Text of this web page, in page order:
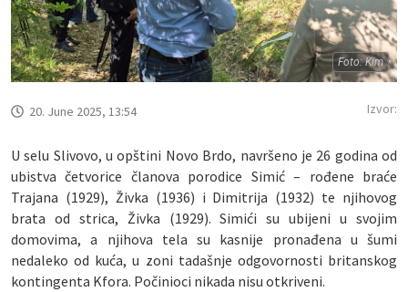
Foto: Kim
20. June 2025, 13:54 Izvor:
U selu Slivovo, u opštini Novo Brdo, navršeno je 26 godina od
ubistva četvorice članova porodice Simić – rođene braće
Trajana (1929), Živka (1936) i Dimitrija (1932) te njihovog
brata od strica, Živka (1929). Simići su ubijeni u svojim
domovima, a njihova tela su kasnije pronađena u šumi
nedaleko od kuća, u zoni tadašnje odgovornosti britanskog
kontingenta Kfora. Počinioci nikada nisu otkriveni.